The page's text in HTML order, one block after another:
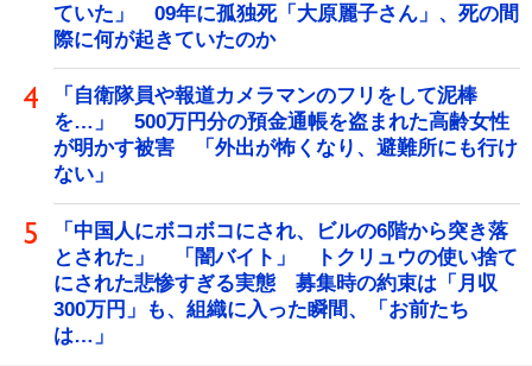
ていた」 09年に孤独死「大原麗子さん」、死の間
際に何が起きていたのか
「自衛隊員や報道カメラマンのフリをして泥棒
を…」 500万円分の預金通帳を盗まれた高齢女性
が明かす被害 「外出が怖くなり、避難所にも行け
ない」
「中国人にボコボコにされ、ビルの6階から突き落
とされた」 「闇バイト」 トクリュウの使い捨て
にされた悲惨すぎる実態 募集時の約束は「月収
300万円」も、組織に入った瞬間、「お前たち
は…」